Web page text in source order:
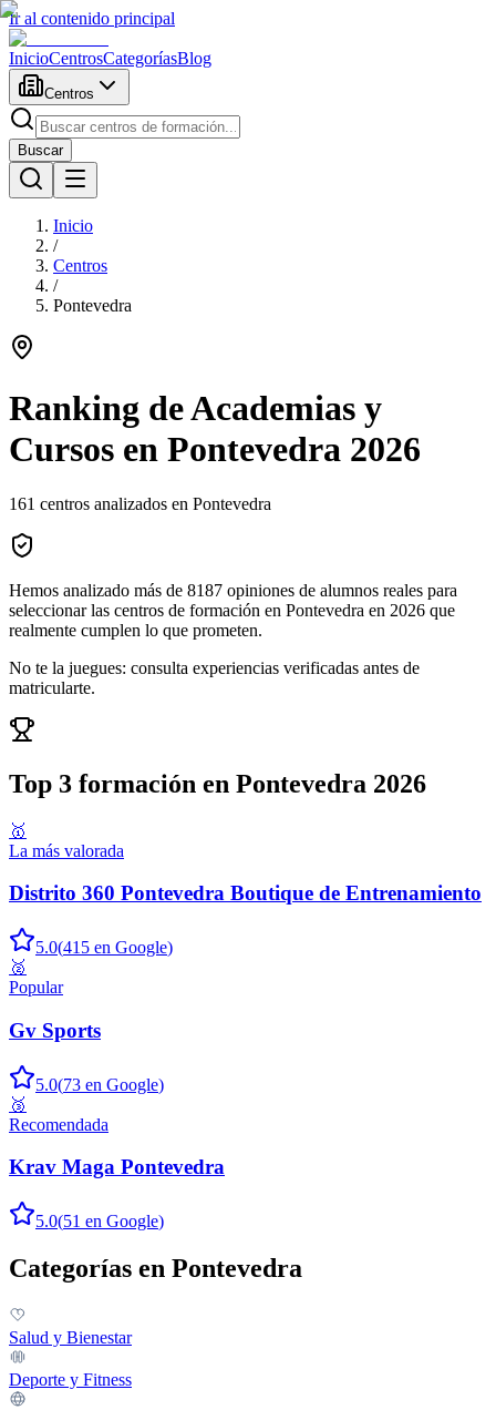
Ir al contenido principal
InicioCentrosCategoríasBlog
Centros
Buscar
Inicio
/
Centros
/
Pontevedra
Ranking de Academias y
Cursos en Pontevedra 2026
161 centros analizados en Pontevedra
Hemos analizado más de 8187 opiniones de alumnos reales para
seleccionar las centros de formación en Pontevedra en 2026 que
realmente cumplen lo que prometen.
No te la juegues: consulta experiencias verificadas antes de
matricularte.
Top 3 formación en Pontevedra 2026
🥇
La más valorada
Distrito 360 Pontevedra Boutique de Entrenamiento
5.0(415 en Google)
🥈
Popular
Gv Sports
5.0(73 en Google)
🥉
Recomendada
Krav Maga Pontevedra
5.0(51 en Google)
Categorías en Pontevedra
Salud y Bienestar
Deporte y Fitness